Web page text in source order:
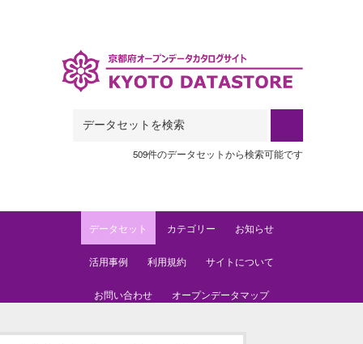
509件のデータセットから検索可能です
データセット カテゴリー お知らせ
活用事例 利用規約 サイトについて
お問い合わせ オープンデータマップ